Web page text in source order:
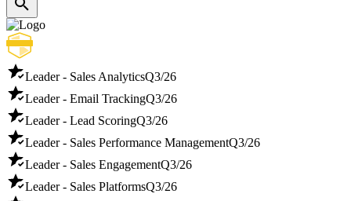
Leader - Sales AnalyticsQ3/26
Leader - Email TrackingQ3/26
Leader - Lead ScoringQ3/26
Leader - Sales Performance ManagementQ3/26
Leader - Sales EngagementQ3/26
Leader - Sales PlatformsQ3/26